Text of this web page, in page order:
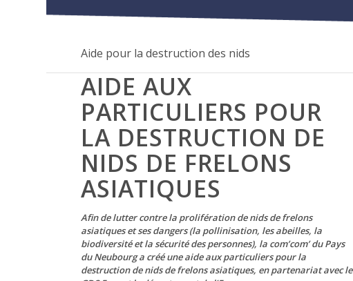
Aide pour la destruction des nids
AIDE AUX
PARTICULIERS POUR
LA DESTRUCTION DE
NIDS DE FRELONS
ASIATIQUES
Afin de lutter contre la prolifération de nids de frelons
asiatiques et ses dangers (la pollinisation, les abeilles, la
biodiversité et la sécurité des personnes), la com’com’ du Pays
du Neubourg a créé une aide aux particuliers pour la
destruction de nids de frelons asiatiques, en partenariat avec le